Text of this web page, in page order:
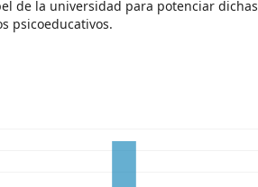
de la universidad para potenciar dichas
psicoeducativos.